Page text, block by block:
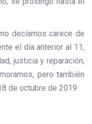
decíamos carece de
el día anterior al 11,
justicia y reparación,
pero también
de octubre de 2019.